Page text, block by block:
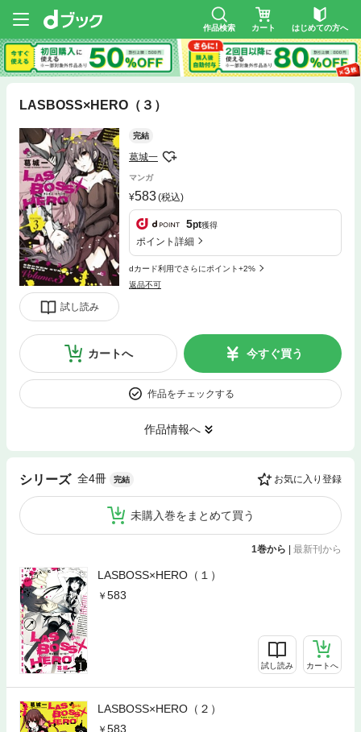
作品検索 カート はじめての方へ
LASBOSS×HERO（３）
試し読み
完結
葛城一
マンガ
583(税込)
5pt獲得
ポイント詳細
dカード利用でさらにポイント+2%
返品不可
カートへ 今すぐ買う
作品をチェックする
作品情報へ
シリーズ 全4冊 完結 お気に入り登録
未購入巻をまとめて買う
1巻から | 最新刊から
LASBOSS×HERO（１）
583
試し読み カートへ
LASBOSS×HERO（２）
583